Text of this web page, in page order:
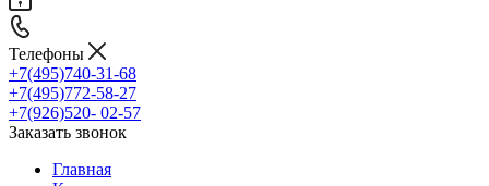
Телефоны
+7(495)740-31-68
+7(495)772-58-27
+7(926)520- 02-57
Заказать звонок
Главная